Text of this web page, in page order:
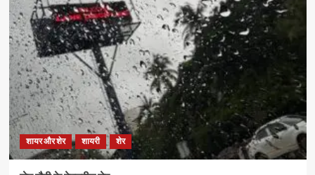
शायर और शेर शायरी शेर